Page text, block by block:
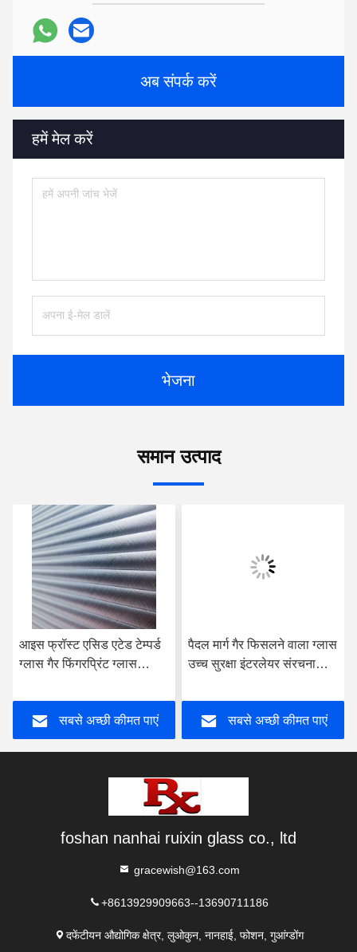
अब संपर्क करें
हमें मेल करें
भेजना
समान उत्पाद
आइस फ्रॉस्ट एसिड एटेड टेम्पर्ड
ग्लास गैर फिंगरप्रिंट ग्लास
सबसे अच्छी कीमत पाएं
पैदल मार्ग गैर फिसलने वाला ग्लास
उच्च सुरक्षा इंटरलेयर संरचना
सबसे अच्छी कीमत पाएं
foshan nanhai ruixin glass co., ltd
gracewish@163.com
+8613929909663--13690711186
दफेंटीयन औद्योगिक क्षेत्र, लुओकुन, नानहाई, फोशन, गुआंग्डोंग